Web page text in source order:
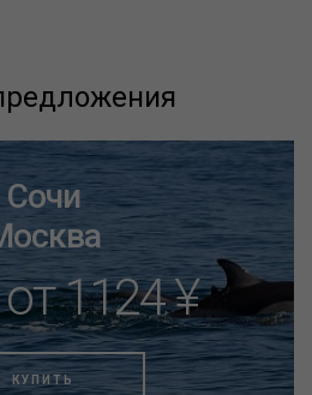
Сочи
1124 ¥
КУПИТЬ